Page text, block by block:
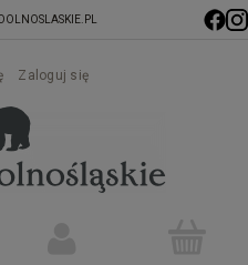
Zaloguj się